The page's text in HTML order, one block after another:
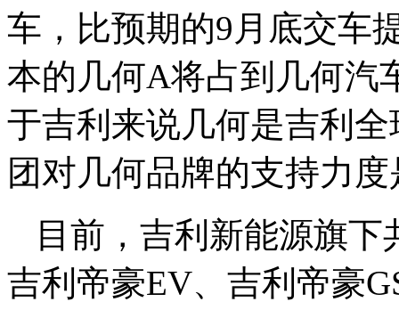
车，比预期的9月底交车
本的几何A将占到几何汽
于吉利来说几何是吉利
团对几何品牌的支持力
目前，吉利新能源旗
吉利帝豪EV、吉利帝豪